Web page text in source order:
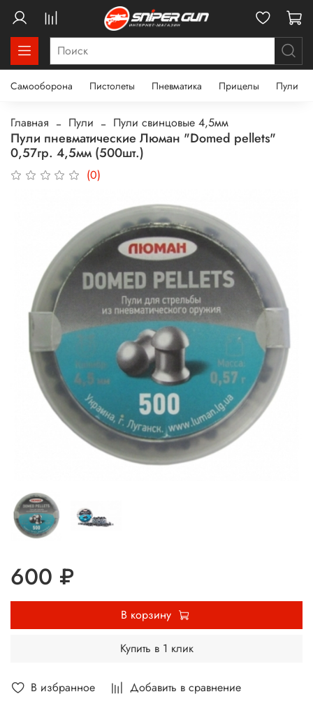
Самооборона Пистолеты Пневматика Прицелы Пули
Главная Пули Пули свинцовые 4,5мм
Пули пневматические Люман "Domed pellets"
0,57гр. 4,5мм (500шт.)
(0)
В избранное Добавить в сравнение
600 ₽
В корзину
Купить в 1 клик